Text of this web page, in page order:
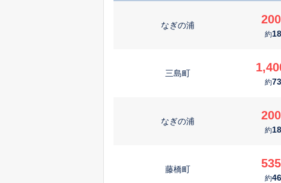
なぎの浦 200
約
三島町
約
なぎの浦 200
約
藤橋町 535
約